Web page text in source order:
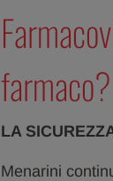
farmaco?
LA
Menarini